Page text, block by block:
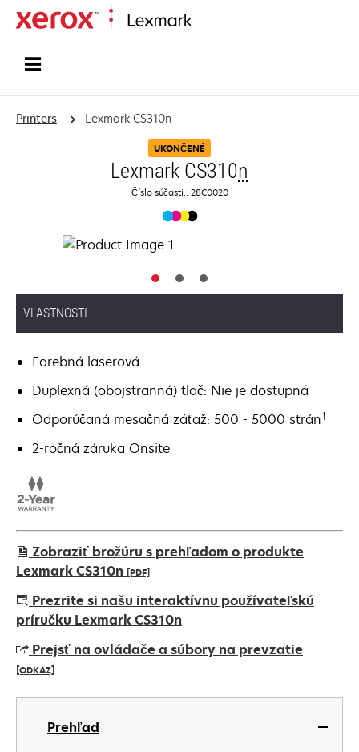
Printers Lexmark CS310n
UKONČENÉ
Lexmark CS310n
Číslo súčasti.: 28C0020
VLASTNOSTI
Farebná laserová
Duplexná (obojstranná) tlač: Nie je dostupná
Odporúčaná mesačná záťaž: 500 - 5000 strán†
2-ročná záruka Onsite
Zobraziť brožúru s prehľadom o produkte
Lexmark CS310n [PDF]
opens
in
new
tab
Prezrite si našu interaktívnu používateľskú
príručku Lexmark CS310n
Prejsť na ovládače a súbory na prevzatie
[ODKAZ]
opens
Prehľad